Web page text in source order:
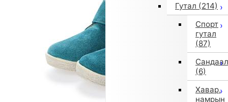
Гутал (214)
Спорт
гутал
(87)
Сандаал
(6)
Хавар,
намрын